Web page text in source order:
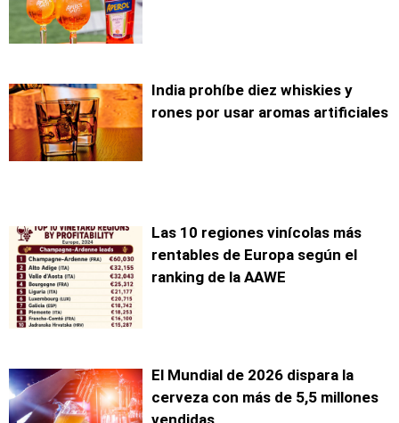
India prohíbe diez whiskies y
rones por usar aromas artificiales
Las 10 regiones vinícolas más
rentables de Europa según el
ranking de la AAWE
El Mundial de 2026 dispara la
cerveza con más de 5,5 millones
vendidas